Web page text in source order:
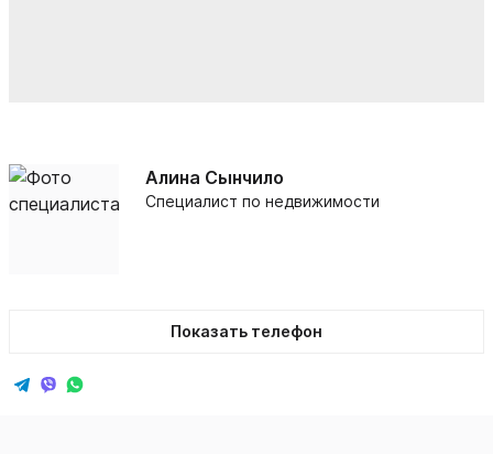
Алина Сынчило
Специалист по недвижимости
Показать телефон